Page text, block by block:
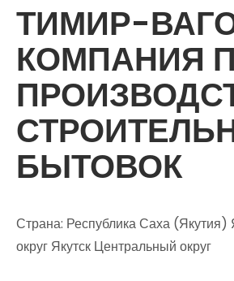
ТИМИР-
КОМПАНИЯ
БЫТОВОК
Страна: Республика Саха (Якутия)
округ Якутск Центральный округ